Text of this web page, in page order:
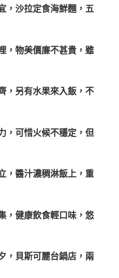
，沙拉定食海鮮麵，五
，物美價廉不甚貴，雖
，另有水果來入飯，不
，可惜火候不穩定，但
，醬汁濃稠淋飯上，重
，健康飲食輕口味，悠
，貝斯可麗台鍋店，兩